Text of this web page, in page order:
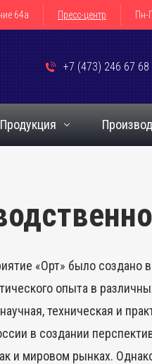
64а Пресс-центр Пн-
+7 (473) 246 67 68
Продукция
«Орт» было создано
опыта в
техническая и
в создании
и мировом рынках.